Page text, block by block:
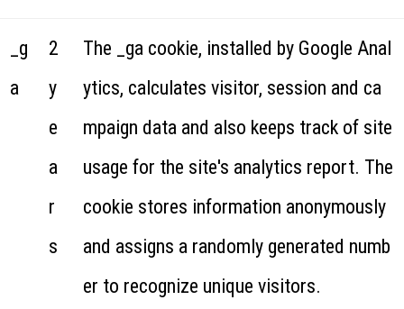
_g
a
2
y
e
a
r
s
The _ga cookie, installed by Google Anal
ytics, calculates visitor, session and ca
mpaign data and also keeps track of site
usage for the site's analytics report. The
cookie stores information anonymously
and assigns a randomly generated numb
er to recognize unique visitors.